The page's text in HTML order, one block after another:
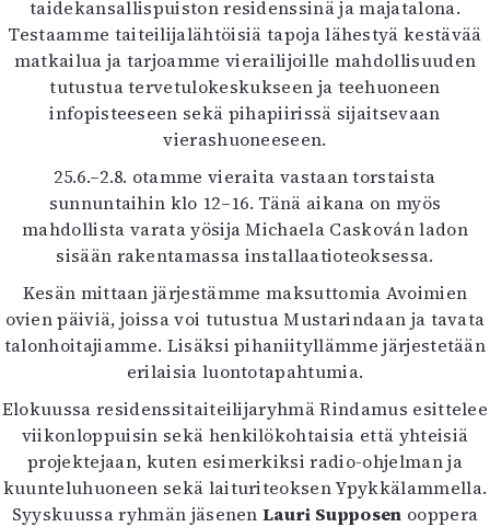
taidekansallispuiston residenssinä ja majatalona.
Testaamme taiteilijalähtöisiä tapoja lähestyä kestävää
matkailua ja tarjoamme vierailijoille mahdollisuuden
tutustua tervetulokeskukseen ja teehuoneen
infopisteeseen sekä pihapiirissä sijaitsevaan
vierashuoneeseen.
25.6.–2.8. otamme vieraita vastaan torstaista
sunnuntaihin klo 12–16. Tänä aikana on myös
mahdollista varata yösija Michaela Caskován ladon
sisään rakentamassa installaatioteoksessa.
Kesän mittaan järjestämme maksuttomia Avoimien
ovien päiviä, joissa voi tutustua Mustarindaan ja tavata
talonhoitajiamme. Lisäksi pihaniityllämme järjestetään
erilaisia luontotapahtumia.
Elokuussa residenssitaiteilijaryhmä Rindamus esittelee
viikonloppuisin sekä henkilökohtaisia että yhteisiä
projektejaan, kuten esimerkiksi radio-ohjelman ja
kuunteluhuoneen sekä laituriteoksen Ypykkälammella.
Syyskuussa ryhmän jäsenenLauri Supposen ooppera